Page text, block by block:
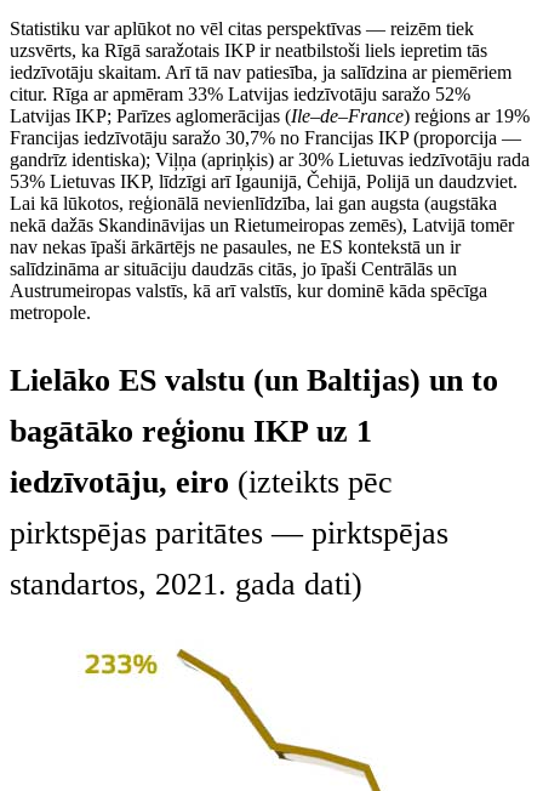
Statistiku var aplūkot no vēl citas perspektīvas — reizēm tiek
uzsvērts, ka Rīgā saražotais IKP ir neatbilstoši liels iepretim tās
iedzīvotāju skaitam. Arī tā nav patiesība, ja salīdzina ar piemēriem
citur. Rīga ar apmēram 33% Latvijas iedzīvotāju saražo 52%
Latvijas IKP; Parīzes aglomerācijas (Ile–de–France) reģions ar 19%
Francijas iedzīvotāju saražo 30,7% no Francijas IKP (proporcija —
gandrīz identiska); Viļņa (apriņķis) ar 30% Lietuvas iedzīvotāju rada
53% Lietuvas IKP, līdzīgi arī Igaunijā, Čehijā, Polijā un daudzviet.
Lai kā lūkotos, reģionālā nevienlīdzība, lai gan augsta (augstāka
nekā dažās Skandināvijas un Rietumeiropas zemēs), Latvijā tomēr
nav nekas īpaši ārkārtējs ne pasaules, ne ES kontekstā un ir
salīdzināma ar situāciju daudzās citās, jo īpaši Centrālās un
Austrumeiropas valstīs, kā arī valstīs, kur dominē kāda spēcīga
metropole.
Lielāko ES valstu (un Baltijas) un to
bagātāko reģionu IKP uz 1
iedzīvotāju, eiro (izteikts pēc
pirktspējas paritātes — pirktspējas
standartos, 2021. gada dati)